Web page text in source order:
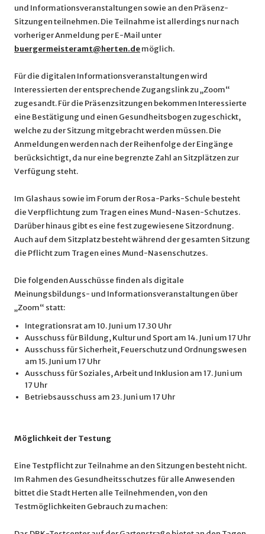
und Informationsveranstaltungen sowie an den Präsenz-
Sitzungen teilnehmen. Die Teilnahme ist allerdings nur nach
vorheriger Anmeldung per E-Mail unter
buergermeisteramt@herten.demöglich.
Für die digitalen Informationsveranstaltungen wird
Interessierten der entsprechende Zugangslink zu „Zoom“
zugesandt. Für die Präsenzsitzungen bekommen Interessierte
eine Bestätigung und einen Gesundheitsbogen zugeschickt,
welche zu der Sitzung mitgebracht werden müssen. Die
Anmeldungen werden nach der Reihenfolge der Eingänge
berücksichtigt, da nur eine begrenzte Zahl an Sitzplätzen zur
Verfügung steht.
Im Glashaus sowie im Forum der Rosa-Parks-Schule besteht
die Verpflichtung zum Tragen eines Mund-Nasen-Schutzes.
Darüber hinaus gibt es eine fest zugewiesene Sitzordnung.
Auch auf dem Sitzplatz besteht während der gesamten Sitzung
die Pflicht zum Tragen eines Mund-Nasenschutzes.
Die folgenden Ausschüsse finden als digitale
Meinungsbildungs- und Informationsveranstaltungen über
„Zoom“ statt:
Integrationsrat am 10. Juni um 17.30 Uhr
Ausschuss für Bildung, Kultur und Sport am 14. Juni um 17 Uhr
Ausschuss für Sicherheit, Feuerschutz und Ordnungswesen
am 15. Juni um 17 Uhr
Ausschuss für Soziales, Arbeit und Inklusion am 17. Juni um
17 Uhr
Betriebsausschuss am 23. Juni um 17 Uhr
Möglichkeit der Testung
Eine Testpflicht zur Teilnahme an den Sitzungen besteht nicht.
Im Rahmen des Gesundheitsschutzes für alle Anwesenden
bittet die Stadt Herten alle Teilnehmenden, von den
Testmöglichkeiten Gebrauch zu machen: